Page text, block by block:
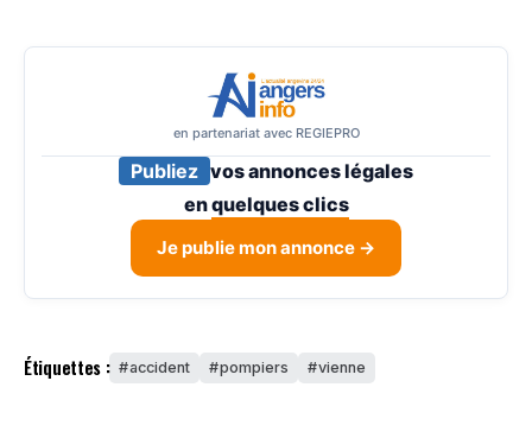
en partenariat avec REGIEPRO
Publiez vos annonces légales
enquelques clics
Je publie mon annonce →
Étiquettes : accident pompiers vienne